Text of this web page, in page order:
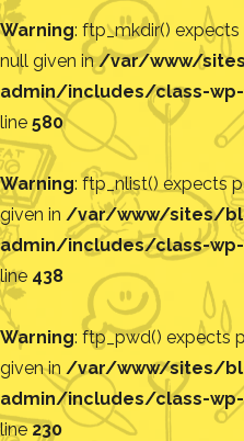
Warning: ftp_mkdir()
null given in/var/www/
admin/includes/class-
line 580
Warning: ftp_nlist() expects
given in /var/www/sites/
admin/includes/class-
line 438
Warning: ftp_pwd() expects
given in /var/www/sites/
admin/includes/class-
line230